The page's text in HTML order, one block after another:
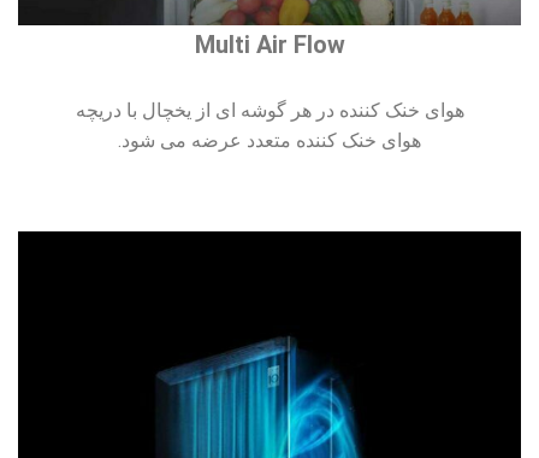
Multi Air Flow
هوای خنک کننده در هر گوشه ای از یخچال با دریچه
هوای خنک کننده متعدد عرضه می شود.